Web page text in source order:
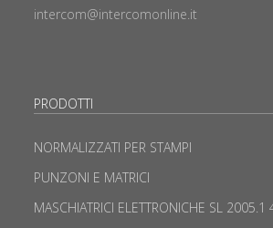
intercom@intercomonline.it
PRODOTTI
NORMALIZZATI PER STAMPI
PUNZONI E MATRICI
MASCHIATRICI ELETTRONICHE SL